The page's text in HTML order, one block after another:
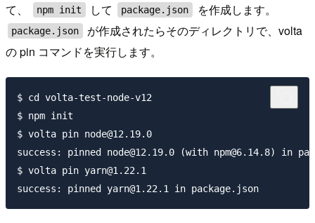
て、
npm init して package.json を作成します。
package.json
が作成されたらそのディレクトリで、volta
の pin コマンドを実行します。
$ cd volta-test-node-v12
$ npm init
$ volta pin node@12.19.0
success: pinned node@12.19.0 (with npm@6.14.8) in
$ volta pin yarn@1.22.1